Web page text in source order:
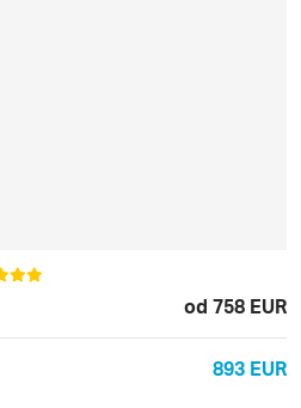
od 758 EUR
893 EUR